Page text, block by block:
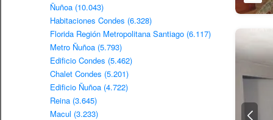
Ñuñoa (10.043)
Habitaciones Condes (6.328)
Florida Región Metropolitana Santiago (6.117)
Metro Ñuñoa (5.793)
Edificio Condes (5.462)
Chalet Condes (5.201)
Edificio Ñuñoa (4.722)
Reina (3.645)
Macul (3.233)